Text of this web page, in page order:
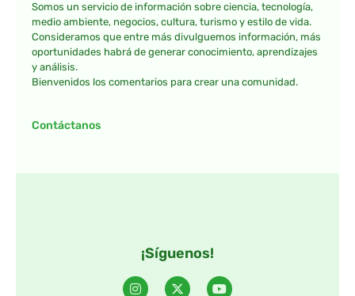
Somos un servicio de información sobre ciencia, tecnología,
medio ambiente, negocios, cultura, turismo y estilo de vida.
Consideramos que entre más divulguemos información, más
oportunidades habrá de generar conocimiento, aprendizajes
y análisis.
Bienvenidos los comentarios para crear una comunidad.
Contáctanos
¡Síguenos!